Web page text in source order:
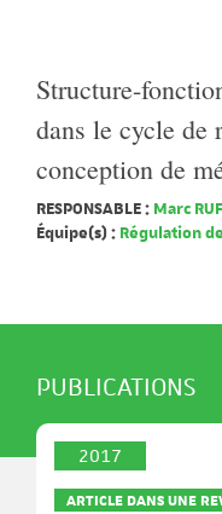
Structure-
dans le cycle
conception de
RESPONSABLE : Marc
Équipe(s) : Régulation
PUBLICATIONS
2017
ARTICLE DANS UNE